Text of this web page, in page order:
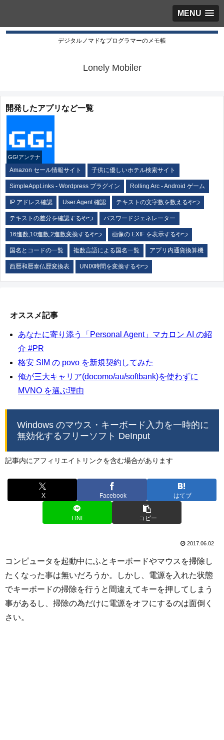
MENU
デジタルノマドなプログラマーのメモ帳
Lonely Mobiler
開発したアプリなど一覧
GG!アンテナ
Amazon セール情報サイト 子供に優しいホテル検索サイト
SimpleAppLinks - Wordpress プラグイン Rolling Arc - Android ゲーム
IP アドレス確認 User Agent 確認 テキストの文字数を数えるやつ
テキストの差分を確認するやつ パスワードジェネレーター
16進数,10進数,2進数変換するやつ 画像の EXIF を表示するやつ
国名とコードの一覧 複数言語による国名一覧 アプリ内通貨換算機
西暦和暦泰仏歴変換表 UNIX時間を変換するやつ
オススメ記事
あなたに寄り添う「Personal Agent」マカロン AI の紹
介 #PR
格安 SIM の povo を新規契約してみた
俺が三大キャリア(docomo/au/softbank)を使わずに
MVNO を選ぶ理由
Windows のマウス・キーボード入力を一時的に
無効化するフリーソフト DeInput
記事内にアフィリエイトリンクを含む場合があります
X Facebook はてブ
LINE コピー
2017.06.02
コンピュータを起動中にふとキーボードやマウスを掃除し
たくなった事は無いだろうか。しかし、電源を入れた状態
でキーボードの掃除を行うと間違えてキーを押してしまう
事があるし、掃除の為だけに電源をオフにするのは面倒く
さい。